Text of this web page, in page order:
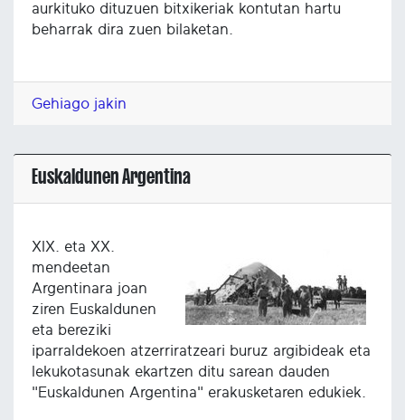
aurkituko dituzuen bitxikeriak kontutan hartu
beharrak dira zuen bilaketan.
Gehiago jakin
Euskaldunen Argentina
XIX. eta XX.
mendeetan
Argentinara joan
ziren Euskaldunen
eta bereziki
iparraldekoen atzerriratzeari buruz argibideak eta
lekukotasunak ekartzen ditu sarean dauden
"Euskaldunen Argentina" erakusketaren edukiek.